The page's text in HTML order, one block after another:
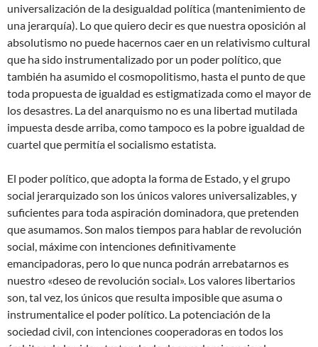
universalización de la desigualdad política (mantenimiento de
una jerarquía). Lo que quiero decir es que nuestra oposición al
absolutismo no puede hacernos caer en un relativismo cultural
que ha sido instrumentalizado por un poder político, que
también ha asumido el cosmopolitismo, hasta el punto de que
toda propuesta de igualdad es estigmatizada como el mayor de
los desastres. La del anarquismo no es una libertad mutilada
impuesta desde arriba, como tampoco es la pobre igualdad de
cuartel que permitía el socialismo estatista.
El poder político, que adopta la forma de Estado, y el grupo
social jerarquizado son los únicos valores universalizables, y
suficientes para toda aspiración dominadora, que pretenden
que asumamos. Son malos tiempos para hablar de revolución
social, máxime con intenciones definitivamente
emancipadoras, pero lo que nunca podrán arrebatarnos es
nuestro «deseo de revolución social». Los valores libertarios
son, tal vez, los únicos que resulta imposible que asuma o
instrumentalice el poder político. La potenciación de la
sociedad civil, con intenciones cooperadoras en todos los